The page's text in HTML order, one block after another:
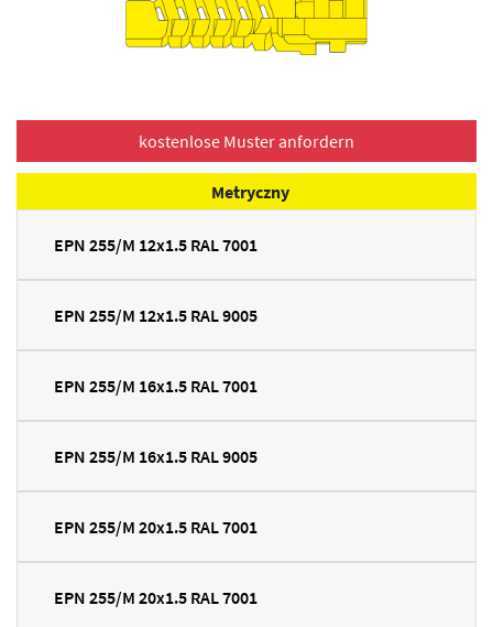
Metryczny
EPN 255/M 12x1.5 RAL 7001
EPN 255/M 12x1.5 RAL 9005
EPN 255/M 16x1.5 RAL 7001
EPN 255/M 16x1.5 RAL 9005
EPN 255/M 20x1.5 RAL 7001
EPN 255/M 20x1.5 RAL 7001